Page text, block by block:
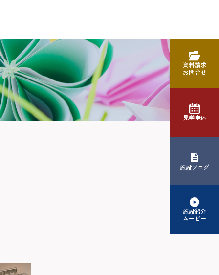
資料請求
お問合せ
見学申込
施設ブログ
施設紹介
ムービー